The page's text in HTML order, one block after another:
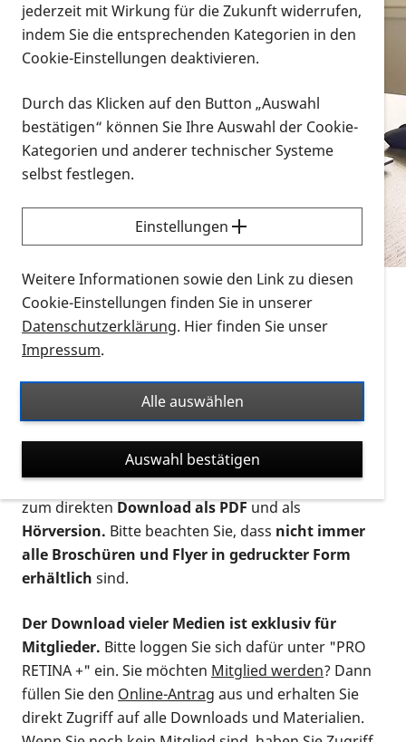
Infomaterial
Infomaterial
Vorlesen
Alle Infomaterialien in verschiedenen
Formaten an einem Ort
Sie möchten wissen, wie Sie nach Infonmaterial
suchen und dieses bestellen bzw. herunterladen
können? Schauen Sie sich dieErklärvideos zum
Thema Infomaterial auf der PRO RETINA-Website
für blinde und sehbehinderte Menschen an.
Auf dieser Seite finden Sie sämtliches Infomaterial
Ort. Nutzen Sie den Formatfilter, um ausschließlich
nach Flyern und Broschüren, Audios oder Videos zu
suchen. Die meisten Flyer und Broschüren werden in
verschiedenen Formaten angeboten: zur
postalischen Bestellung als gedruckte Variante
zum direktenDownload als PDFund als
Hörversion. Bitte beachten Sie, dass nicht immer
alle Broschüren und Flyer in gedruckter Form
erhältlich sind.
Der Download vieler Medien ist exklusiv für
Mitglieder. Bitte loggen Sie sich dafür unter "PRO
RETINA +" ein. Sie möchten Mitglied werden? Dann
füllen Sie den Online-Antrag aus und erhalten Sie
direkt Zugriff auf alle Downloads und Materialien.
jederzeit mit Wirkung für die Zukunft widerrufen,
indem Sie die entsprechenden Kategorien in den
Cookie-Einstellungen deaktivieren.
Durch das Klicken auf den Button „Auswahl
bestätigen“ können Sie Ihre Auswahl der Cookie-
Kategorien und anderer technischer Systeme
selbst festlegen.
Einstellungen
Weitere Informationen sowie den Link zu diesen
Cookie-Einstellungen finden Sie in unserer
Datenschutzerklärung. Hier finden Sie unser
Impressum.
Alle auswählen
Auswahl bestätigen